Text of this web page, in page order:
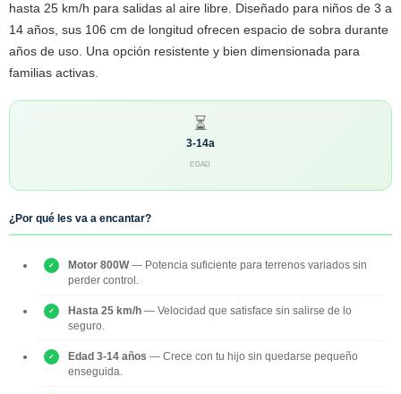
hasta 25 km/h para salidas al aire libre. Diseñado para niños de 3 a
14 años, sus 106 cm de longitud ofrecen espacio de sobra durante
años de uso. Una opción resistente y bien dimensionada para
familias activas.
⏳
3-14a
EDAD
¿Por qué les va a encantar?
Motor 800W— Potencia suficiente para terrenos variados sin
perder control.
Hasta 25 km/h — Velocidad que satisface sin salirse de lo
seguro.
Edad 3-14 años — Crece con tu hijo sin quedarse pequeño
enseguida.